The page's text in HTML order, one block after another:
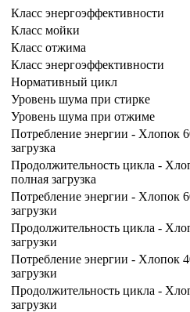
Класс энергоэффективности
Класс мойки
Класс отжима
Класс энергоэффективности
Нормативный цикл
Уровень шума при стирке
Уровень шума при отжиме
Потребление энергии - Хлопок
загрузка
Продолжительность цикла -
полная загрузка
Потребление энергии - Хлопок
загрузки
Продолжительность цикла -
загрузки
Потребление энергии - Хлопок
загрузки
Продолжительность цикла -
загрузки